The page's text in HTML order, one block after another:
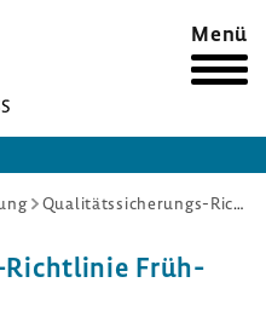
Menü
Qualitätssicherungs-Richtlinie Früh- und Reifgeborene
Früh-